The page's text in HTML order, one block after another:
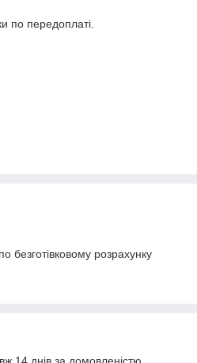
по передоплаті.
безготівковому розрахунку
14 днів за домовленістю